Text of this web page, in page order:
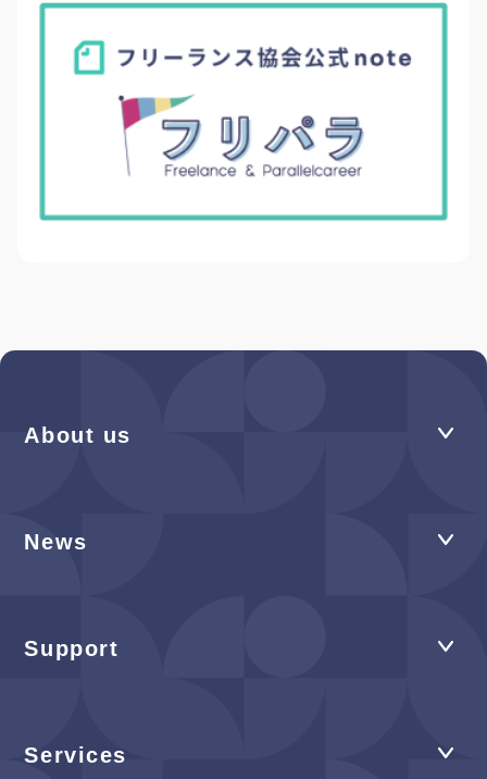
About us
News
Support
Services